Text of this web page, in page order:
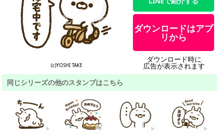
(c)YOSHI TAKE
ダウンロードはアプ
リから
ダウンロード時に
広告が表示されます
同じシリーズの他のスタンプはこちら